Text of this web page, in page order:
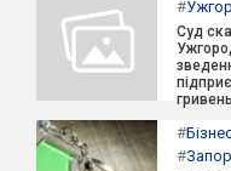
#
Суд
#
#